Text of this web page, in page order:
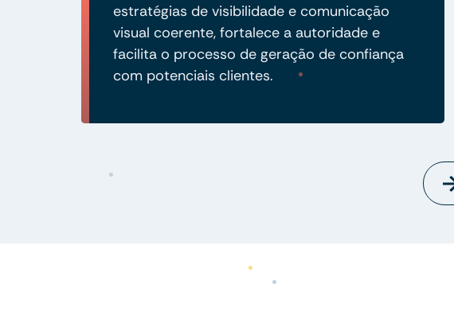
estratégias de visibilidade e comunicação
visual coerente, fortalece a autoridade e
facilita o processo de geração de confiança
com potenciais clientes.